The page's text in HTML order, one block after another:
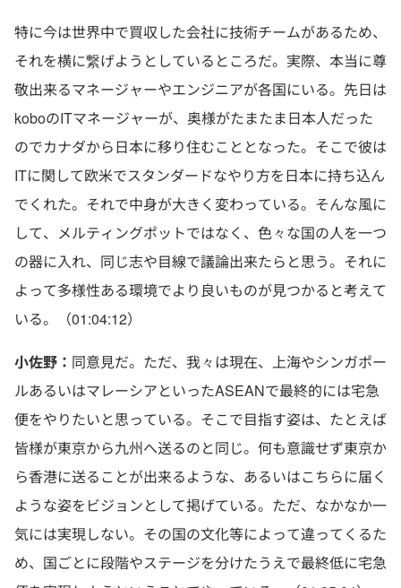
特に今は世界中で買収した会社に技術チームがあるため、
それを横に繋げようとしているところだ。実際、本当に尊
敬出来るマネージャーやエンジニアが各国にいる。先日は
koboのITマネージャーが、奥様がたまたま日本人だった
のでカナダから日本に移り住むこととなった。そこで彼は
ITに関して欧米でスタンダードなやり方を日本に持ち込ん
でくれた。それで中身が大きく変わっている。そんな風に
して、メルティングポットではなく、色々な国の人を一つ
の器に入れ、同じ志や目線で議論出来たらと思う。それに
よって多様性ある環境でより良いものが見つかると考えて
いる。（01:04:12）
小佐野： 同意見だ。ただ、我々は現在、上海やシンガポー
ルあるいはマレーシアといったASEANで最終的には宅急
便をやりたいと思っている。そこで目指す姿は、たとえば
皆様が東京から九州へ送るのと同じ。何も意識せず東京か
ら香港に送ることが出来るような、あるいはこちらに届く
ような姿をビジョンとして掲げている。ただ、なかなか一
気には実現しない。その国の文化等によって違ってくるた
め、国ごとに段階やステージを分けたうえで最終低に宅急